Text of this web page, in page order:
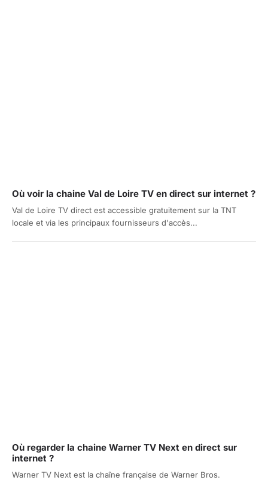
Où voir la chaine Val de Loire TV en direct sur internet ?
Val de Loire TV direct est accessible gratuitement sur la TNT
locale et via les principaux fournisseurs d'accès...
Où regarder la chaine Warner TV Next en direct sur
internet ?
Warner TV Next est la chaîne française de Warner Bros.